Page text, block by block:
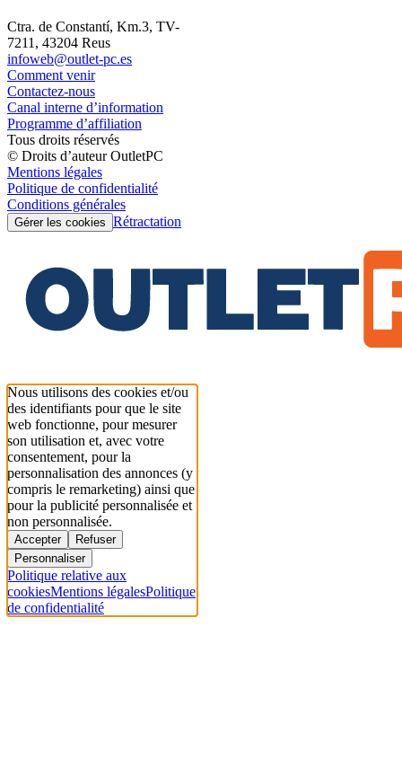
Ctra. de Constantí, Km.3, TV-
7211, 43204 Reus
infoweb@outlet-pc.es
Comment venir
Contactez-nous
Canal interne d’information
Programme d’affiliation
Tous droits réservés
© Droits d’auteur OutletPC
Mentions légales
Politique de confidentialité
Conditions générales
Gérer les cookies Rétractation
Nous utilisons des cookies et/ou
des identifiants pour que le site
web fonctionne, pour mesurer
son utilisation et, avec votre
consentement, pour la
personnalisation des annonces (y
compris le remarketing) ainsi que
pour la publicité personnalisée et
non personnalisée.
Accepter
Refuser
Personnaliser
Politique relative aux
cookiesMentions légalesPolitique
de confidentialité